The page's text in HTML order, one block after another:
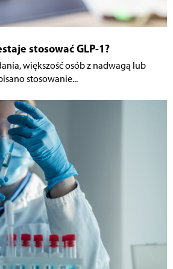
stosować GLP-1?
większość osób z nadwagą lub
stosowanie...